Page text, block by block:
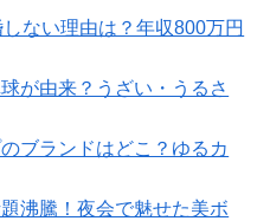
ない理由は？年収800万円
が由来？うざい・うるさ
ブランドはどこ？ゆるカ
沸騰！夜会で魅せた美ボ